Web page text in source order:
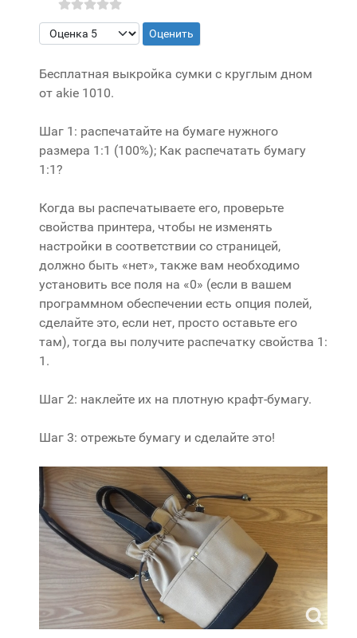
Пожалуйста, оцените
Бесплатная выкройка сумки с круглым дном
от akie 1010.
Шаг 1: распечатайте на бумаге нужного
размера 1:1 (100%); Как распечатать бумагу
1:1?
Когда вы распечатываете его, проверьте
свойства принтера, чтобы не изменять
настройки в соответствии со страницей,
должно быть «нет», также вам необходимо
установить все поля на «0» (если в вашем
программном обеспечении есть опция полей,
сделайте это, если нет, просто оставьте его
там), тогда вы получите распечатку свойства 1:
1.
Шаг 2: наклейте их на плотную крафт-бумагу.
Шаг 3: отрежьте бумагу и сделайте это!